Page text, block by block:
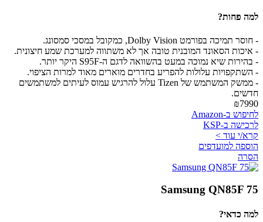
למה פחות?
- חוסר תמיכה בפורמט Dolby Vision, כמקובל במסכי סמסונג.
- איכות הסאונד המובנית טובה אך לא משתווה למערכת שמע חיצונית.
- בהירות שיא נמוכה במעט בהשוואה לדגם ה-S95F היקר יותר.
- השתקפויות עלולות להפריע בחדרים מוארים מאוד למרות הציפוי.
- ממשק המשתמש של Tizen עלול להרגיש עמוס לעיתים למשתמשים
חדשים.
₪7990
לחיפוש ב-Amazon
לרכישה ב-KSP
קרא/י עוד >
הוספה למועדפים
הסרה
Samsung QN85F 75
למה כדאי?